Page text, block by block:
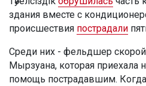
здания вместе с
происшествия пострадали
Среди них - фельдшер
Мырзуана, которая приехала
помощь пострадавшим.